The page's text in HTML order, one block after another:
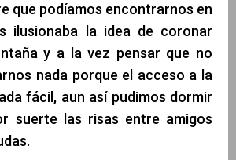
que podíamos encontrarnos en
ilusionaba la idea de coronar
y a la vez pensar que no
nada porque el acceso a la
fácil, aun así pudimos dormir
suerte las risas entre amigos